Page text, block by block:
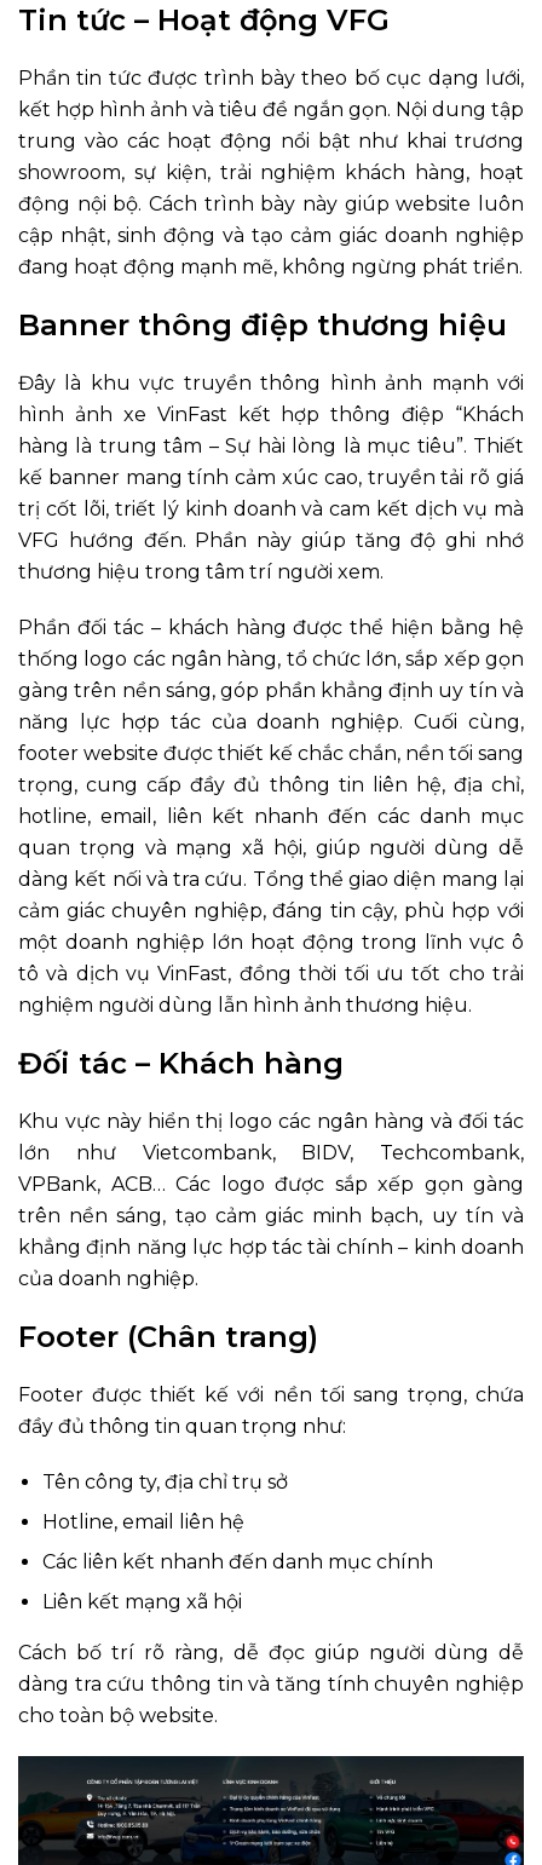
Tin tức – Hoạt động VFG
Phần tin tức được trình bày theo bố cục dạng lưới,
kết hợp hình ảnh và tiêu đề ngắn gọn. Nội dung tập
trung vào các hoạt động nổi bật như khai trương
showroom, sự kiện, trải nghiệm khách hàng, hoạt
động nội bộ. Cách trình bày này giúp website luôn
cập nhật, sinh động và tạo cảm giác doanh nghiệp
đang hoạt động mạnh mẽ, không ngừng phát triển.
Banner thông điệp thương hiệu
Đây là khu vực truyền thông hình ảnh mạnh với
hình ảnh xe VinFast kết hợp thông điệp “Khách
hàng là trung tâm – Sự hài lòng là mục tiêu”. Thiết
kế banner mang tính cảm xúc cao, truyền tải rõ giá
trị cốt lõi, triết lý kinh doanh và cam kết dịch vụ mà
VFG hướng đến. Phần này giúp tăng độ ghi nhớ
thương hiệu trong tâm trí người xem.
Phần đối tác – khách hàng được thể hiện bằng hệ
thống logo các ngân hàng, tổ chức lớn, sắp xếp gọn
gàng trên nền sáng, góp phần khẳng định uy tín và
năng lực hợp tác của doanh nghiệp. Cuối cùng,
footer website được thiết kế chắc chắn, nền tối sang
trọng, cung cấp đầy đủ thông tin liên hệ, địa chỉ,
hotline, email, liên kết nhanh đến các danh mục
quan trọng và mạng xã hội, giúp người dùng dễ
dàng kết nối và tra cứu. Tổng thể giao diện mang lại
cảm giác chuyên nghiệp, đáng tin cậy, phù hợp với
một doanh nghiệp lớn hoạt động trong lĩnh vực ô
tô và dịch vụ VinFast, đồng thời tối ưu tốt cho trải
nghiệm người dùng lẫn hình ảnh thương hiệu.
Đối tác – Khách hàng
Khu vực này hiển thị logo các ngân hàng và đối tác
lớn như Vietcombank, BIDV, Techcombank,
VPBank, ACB… Các logo được sắp xếp gọn gàng
trên nền sáng, tạo cảm giác minh bạch, uy tín và
khẳng định năng lực hợp tác tài chính – kinh doanh
của doanh nghiệp.
Footer (Chân trang)
Footer được thiết kế với nền tối sang trọng, chứa
đầy đủ thông tin quan trọng như:
Tên công ty, địa chỉ trụ sở
Hotline, email liên hệ
Các liên kết nhanh đến danh mục chính
Liên kết mạng xã hội
Cách bố trí rõ ràng, dễ đọc giúp người dùng dễ
dàng tra cứu thông tin và tăng tính chuyên nghiệp
cho toàn bộ website.